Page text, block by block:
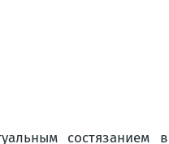
состязанием